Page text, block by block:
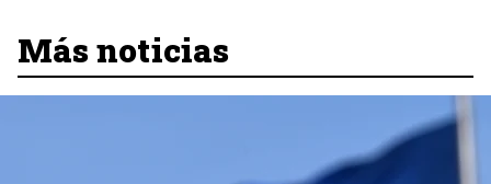
Más noticias